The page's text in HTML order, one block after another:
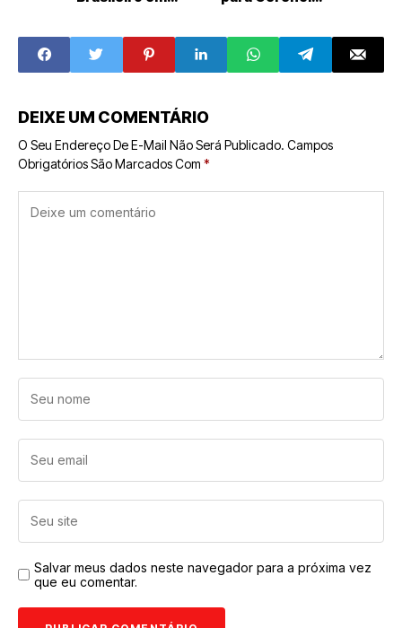
Oportunidades
Eficiência
DEIXE UM COMENTÁRIO
O Seu Endereço De E-Mail Não Será Publicado. Campos
Obrigatórios São Marcados Com *
Salvar meus dados neste navegador para a próxima vez
que eu comentar.